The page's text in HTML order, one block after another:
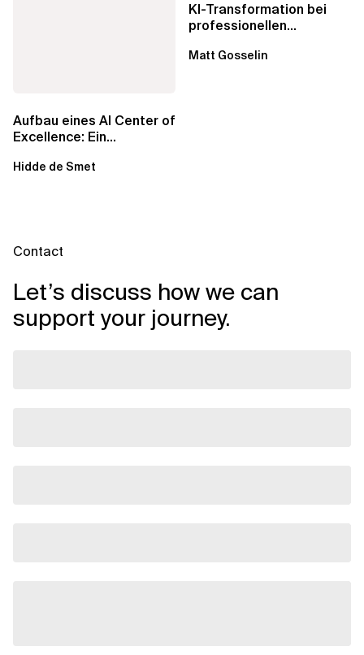
Aufbau eines AI Center of
Excellence: Ein
für...
Hidde de Smet
KI-Transformation bei
professionellen
Matt Gosselin
Contact
Let’s discuss how we can
support your journey.